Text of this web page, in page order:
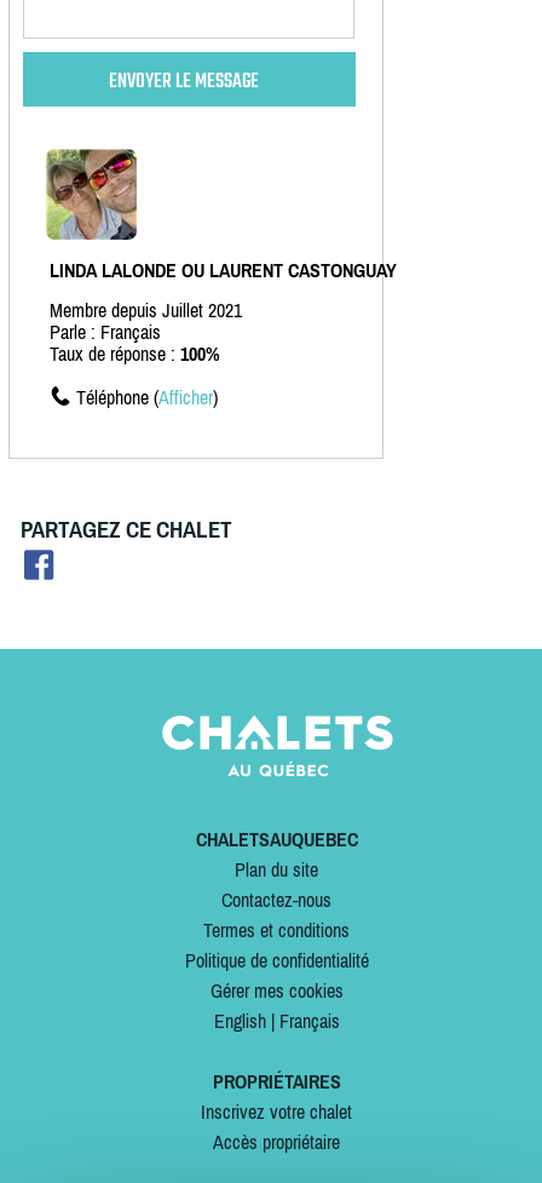
LINDA LALONDE OU LAURENT CASTONGUAY
Membre depuis Juillet 2021
Parle : Français
Taux de réponse : 100%
Téléphone (Afficher)
PARTAGEZ CE CHALET
CHALETSAUQUEBEC
Plan du site
Contactez-nous
Termes et conditions
Politique de confidentialité
Gérer mes cookies
English| Français
PROPRIÉTAIRES
Inscrivez votre chalet
Accès propriétaire